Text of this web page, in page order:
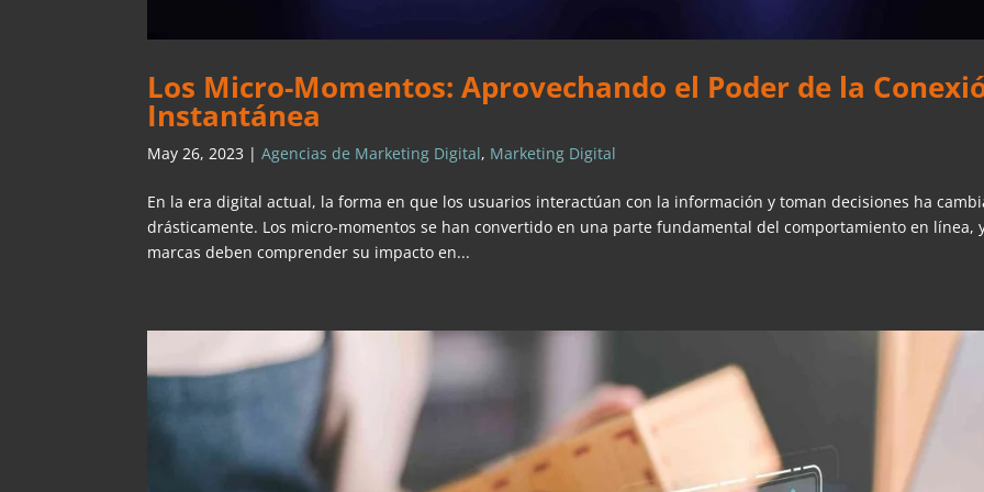
Los Micro-Momentos: Aprovechando el Poder de la
Instantánea
May 26, 2023 |Agencias de Marketing Digital, Marketing Digital
En la era digital actual, la forma en que los usuarios interactúan con la información y toman decisiones ha
drásticamente. Los micro-momentos se han convertido en una parte fundamental del comportamiento en línea,
marcas deben comprender su impacto en...